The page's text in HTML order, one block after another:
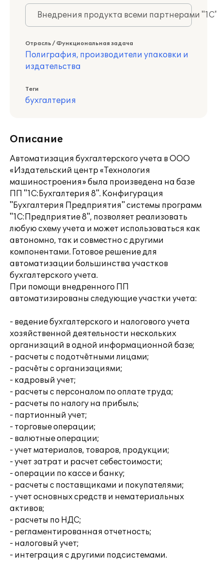
Внедрения продукта всеми партнерами
Отрасль / Функциональная задача
Полиграфия, производители упаковки и
издательства
Теги
бухгалтерия
Описание
Автоматизация бухгалтерского учета в ООО
«Издательский центр «Технология
машиностроения» была произведена на базе
ПП "1С:Бухгалтерия 8". Конфигурация
"Бухгалтерия Предприятия" системы программ
"1С:Предприятие 8", позволяет реализовать
любую схему учета и может использоваться как
автономно, так и совместно с другими
компонентами. Готовое решение для
автоматизации большинства участков
бухгалтерского учета.
При помощи внедренного ПП
автоматизированы следующие участки учета:
- ведение бухгалтерского и налогового учета
хозяйственной деятельности нескольких
организаций в одной информационной базе;
- расчеты с подотчётными лицами;
- расчёты с организациями;
- кадровый учет;
- расчеты с персоналом по оплате труда;
- расчеты по налогу на прибыль;
- партионный учет;
- торговые операции;
- валютные операции;
- учет материалов, товаров, продукции;
- учет затрат и расчет себестоимости;
- операции по кассе и банку;
- расчеты с поставщиками и покупателями;
- учет основных средств и нематериальных
активов;
- расчеты по НДС;
- регламентированная отчетность;
- налоговый учет;
- интеграция с другими подсистемами.